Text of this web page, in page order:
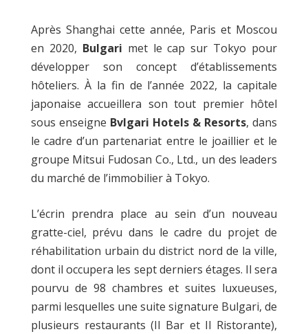
Après Shanghai cette année, Paris et Moscou
en 2020, Bulgari met le cap sur Tokyo pour
développer son concept d’établissements
hôteliers. À la fin de l’année 2022, la capitale
japonaise accueillera son tout premier hôtel
sous enseigne Bvlgari Hotels & Resorts, dans
le cadre d’un partenariat entre le joaillier et le
groupe Mitsui Fudosan Co., Ltd., un des leaders
du marché de l’immobilier à Tokyo.
L’écrin prendra place au sein d’un nouveau
gratte-ciel, prévu dans le cadre du projet de
réhabilitation urbain du district nord de la ville,
dont il occupera les sept derniers étages. Il sera
pourvu de 98 chambres et suites luxueuses,
parmi lesquelles une suite signature Bulgari, de
plusieurs restaurants (Il Bar et Il Ristorante),